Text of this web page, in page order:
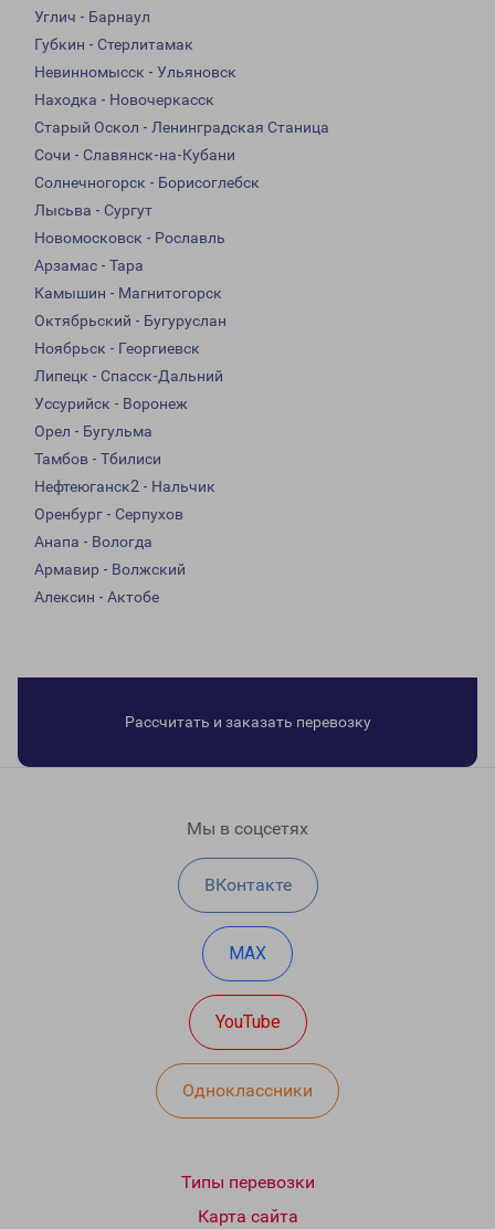
Углич - Барнаул
Губкин - Стерлитамак
Невинномысск - Ульяновск
Находка - Новочеркасск
Старый Оскол - Ленинградская Станица
Сочи - Славянск-на-Кубани
Солнечногорск - Борисоглебск
Лысьва - Сургут
Новомосковск - Рославль
Арзамас - Тара
Камышин - Магнитогорск
Октябрьский - Бугуруслан
Ноябрьск - Георгиевск
Липецк - Спасск-Дальний
Уссурийск - Воронеж
Орел - Бугульма
Тамбов - Тбилиси
Нефтеюганск2 - Нальчик
Оренбург - Серпухов
Анапа - Вологда
Армавир - Волжский
Алексин - Актобе
Рассчитать и заказать перевозку
Мы в соцсетях
ВКонтакте
MAX
YouTube
Одноклассники
Типы перевозки
Карта сайта